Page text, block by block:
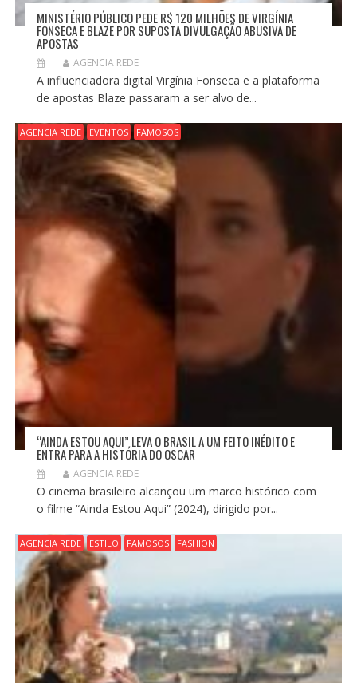
MINISTÉRIO PÚBLICO PEDE R$ 120 MILHÕES DE VIRGÍNIA
FONSECA E BLAZE POR SUPOSTA DIVULGAÇÃO ABUSIVA DE
APOSTAS
AGENCIA REDE
A influenciadora digital Virgínia Fonseca e a plataforma
de apostas Blaze passaram a ser alvo de...
AGENCIA REDE EVENTOS FAMOSOS
“AINDA ESTOU AQUI” LEVA O BRASIL A UM FEITO INÉDITO E
ENTRA PARA A HISTÓRIA DO OSCAR
AGENCIA REDE
O cinema brasileiro alcançou um marco histórico com
o filme “Ainda Estou Aqui” (2024), dirigido por...
AGENCIA REDE ESTILO FAMOSOS FASHION